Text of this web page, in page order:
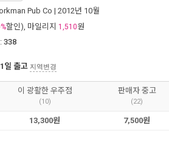
Pub Co | 2012년 10월
할인), 마일리지 1,510원
338
일 출고 지역변경
이 광활한 우주점
(10)
판매자 중고
(22)
13,300원 7,500원